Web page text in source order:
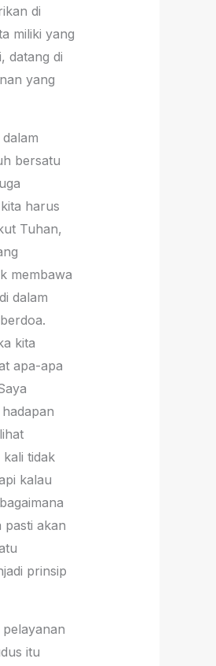
di
miliki yang
datang di
yang
bersatu
harus
Tuhan,
membawa
dalam
kita
apa-apa
tidak
kalau
pasti akan
prinsip
itu